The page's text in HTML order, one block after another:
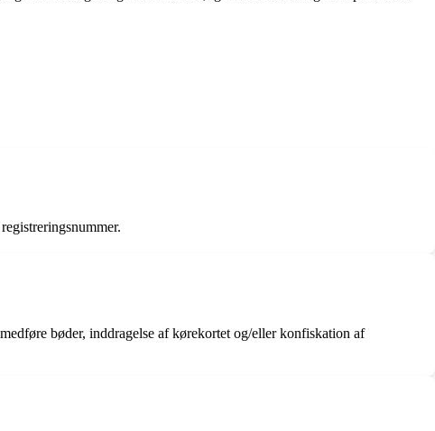
bøder, inddragelse af kørekortet og/eller konfiskation af